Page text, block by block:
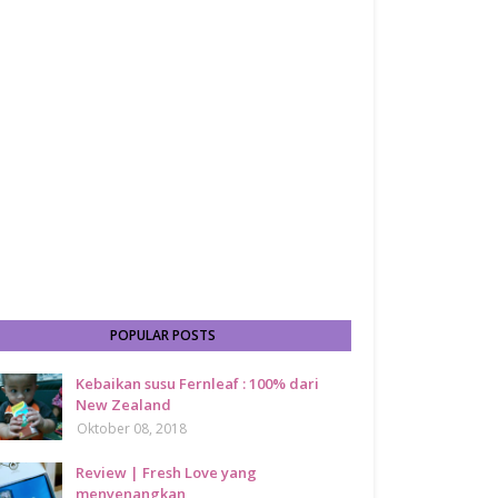
POPULAR POSTS
Kebaikan susu Fernleaf : 100% dari
New Zealand
Oktober 08, 2018
Review | Fresh Love yang
menyenangkan